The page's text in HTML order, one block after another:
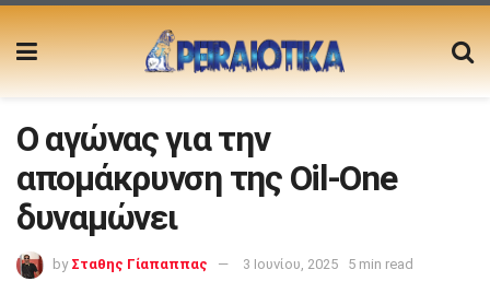
Ο αγώνας για την
απομάκρυνση της Oil-One
δυναμώνει
by Σταθης Γίαπαππας 3 Ιουνίου, 2025 5 min read